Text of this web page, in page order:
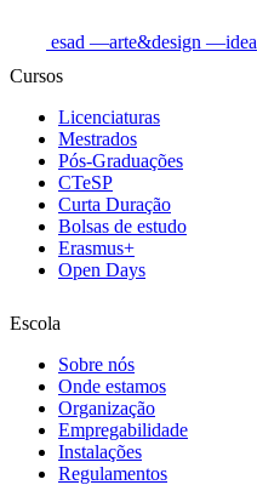
esad —arte&design —idea
Cursos
Licenciaturas
Mestrados
Pós-Graduações
CTeSP
Curta Duração
Bolsas de estudo
Erasmus+
Open Days
Escola
Sobre nós
Onde estamos
Organização
Empregabilidade
Instalações
Regulamentos